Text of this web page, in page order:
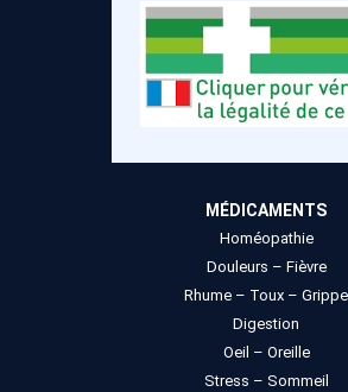
MÉDICAMENTS
Homéopathie
Douleurs – Fièvre
Rhume – Toux – Grippe
Digestion
Oeil – Oreille
Stress – Sommeil